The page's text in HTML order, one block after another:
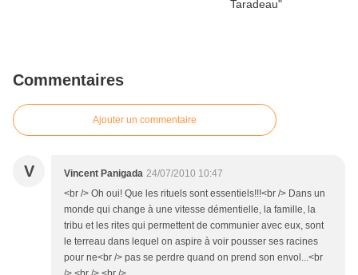
Commentaires
Ajouter un commentaire
V Vincent Panigada 24/07/2010 10:47
<br /> Oh oui! Que les rituels sont essentiels!!!<br /> Dans un
monde qui change à une vitesse démentielle, la famille, la
tribu et les rites qui permettent de communier avec eux, sont
le terreau dans lequel on aspire à voir pousser ses racines
pour ne<br /> pas se perdre quand on prend son envol...<br